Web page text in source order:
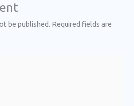
be published. Required fields are